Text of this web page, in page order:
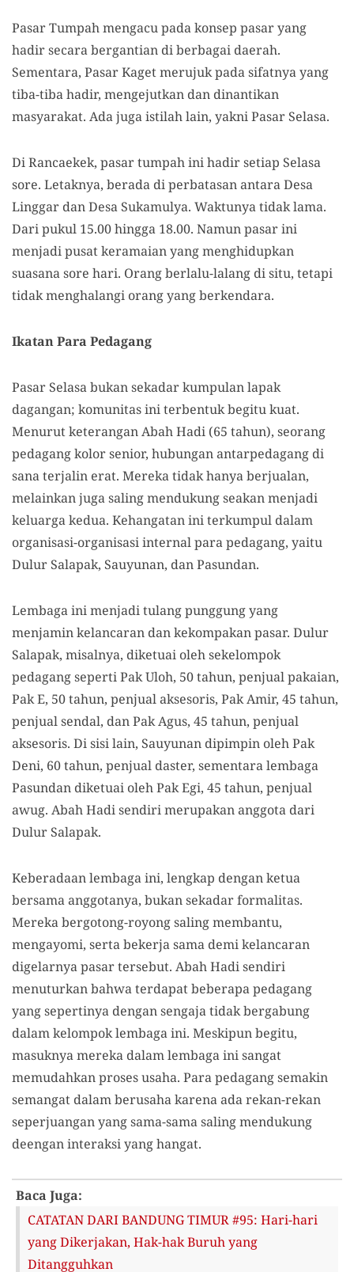
Pasar Tumpah mengacu pada konsep pasar yang
hadir secara bergantian di berbagai daerah.
Sementara, Pasar Kaget merujuk pada sifatnya yang
tiba-tiba hadir, mengejutkan dan dinantikan
masyarakat. Ada juga istilah lain, yakni Pasar Selasa.
Di Rancaekek, pasar tumpah ini hadir setiap Selasa
sore. Letaknya, berada di perbatasan antara Desa
Linggar dan Desa Sukamulya. Waktunya tidak lama.
Dari pukul 15.00 hingga 18.00. Namun pasar ini
menjadi pusat keramaian yang menghidupkan
suasana sore hari. Orang berlalu-lalang di situ, tetapi
tidak menghalangi orang yang berkendara.
Ikatan Para Pedagang
Pasar Selasa bukan sekadar kumpulan lapak
dagangan; komunitas ini terbentuk begitu kuat.
Menurut keterangan Abah Hadi (65 tahun), seorang
pedagang kolor senior, hubungan antarpedagang di
sana terjalin erat. Mereka tidak hanya berjualan,
melainkan juga saling mendukung seakan menjadi
keluarga kedua. Kehangatan ini terkumpul dalam
organisasi-organisasi internal para pedagang, yaitu
Dulur Salapak, Sauyunan, dan Pasundan.
Lembaga ini menjadi tulang punggung yang
menjamin kelancaran dan kekompakan pasar. Dulur
Salapak, misalnya, diketuai oleh sekelompok
pedagang seperti Pak Uloh, 50 tahun, penjual pakaian,
Pak E, 50 tahun, penjual aksesoris, Pak Amir, 45 tahun,
penjual sendal, dan Pak Agus, 45 tahun, penjual
aksesoris. Di sisi lain, Sauyunan dipimpin oleh Pak
Deni, 60tahun, penjual daster, sementara lembaga
Pasundan diketuai oleh Pak Egi, 45 tahun, penjual
awug. Abah Hadi sendiri merupakan anggota dari
Dulur Salapak.
Keberadaan lembaga ini, lengkap dengan ketua
bersama anggotanya, bukan sekadar formalitas.
Mereka bergotong-royong saling membantu,
mengayomi, serta bekerja sama demi kelancaran
digelarnya pasar tersebut. Abah Hadi sendiri
menuturkan bahwa terdapat beberapa pedagang
yang sepertinya dengan sengaja tidak bergabung
dalam kelompok lembaga ini. Meskipun begitu,
masuknya mereka dalam lembaga ini sangat
memudahkan proses usaha. Para pedagang semakin
semangat dalam berusaha karena ada rekan-rekan
seperjuangan yang sama-sama saling mendukung
deengan interaksi yang hangat.
Baca Juga:
CATATAN DARI BANDUNG TIMUR #95: Hari-hari
yang Dikerjakan, Hak-hak Buruh yang
Ditangguhkan